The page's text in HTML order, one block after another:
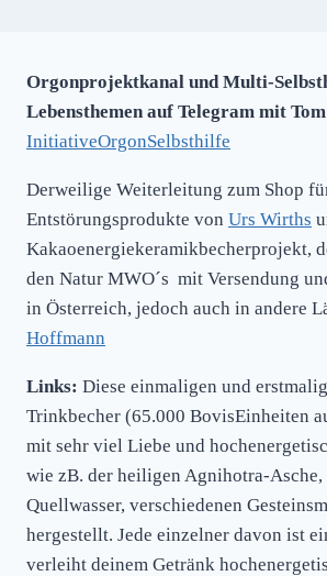
Orgonprojektkanal und Multi-
Lebensthemen auf Telegram mit
InitiativeOrgonSelbsthilfe
Derweilige Weiterleitung zum Shop
Entstörungsprodukte von Urs Wirths
Kakaoenergiekeramikbecherprojekt,
den Natur MWO´s mit Versendung
in Österreich, jedoch auch in andere
Hoffmann
Links: Diese einmaligen und
Trinkbecher (65.000 BovisEinheiten
mit sehr viel Liebe und
wie zB. der heiligen Agnihotra-
Quellwasser, verschiedenen
hergestellt. Jede einzelner davon ist
verleiht deinem Getränk